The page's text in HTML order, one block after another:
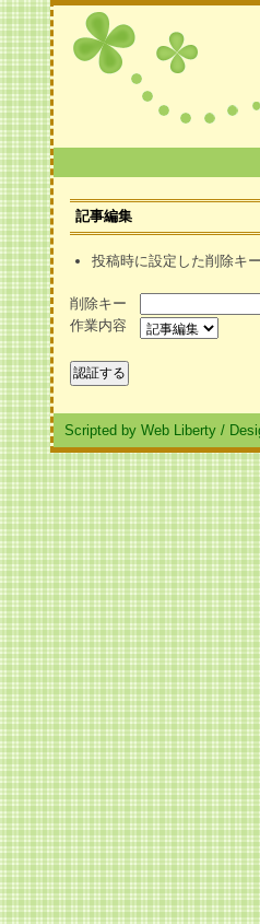
記事編集
投稿時に設定した削除キ
削除キー
作業内容
Scripted by Web Liberty /